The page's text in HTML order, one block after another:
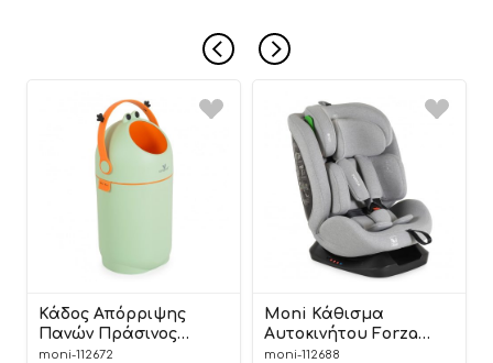
Κάδος Απόρριψης
Πανών Πράσινος
Nubbi Green Hygiene
moni-112672
Moni Κάθισμα
Αυτοκινήτου Forza
Dark Grey 40-150cm
moni-112688